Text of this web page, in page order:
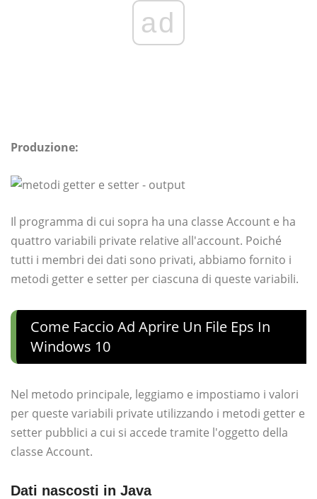
ad
Produzione:
Il programma di cui sopra ha una classe Account e ha
quattro variabili private relative all'account. Poiché
tutti i membri dei dati sono privati, abbiamo fornito i
metodi getter e setter per ciascuna di queste variabili.
Come Faccio Ad Aprire Un File Eps In
Windows 10
Nel metodo principale, leggiamo e impostiamo i valori
per queste variabili private utilizzando i metodi getter e
setter pubblici a cui si accede tramite l'oggetto della
classe Account.
Dati nascosti in Java